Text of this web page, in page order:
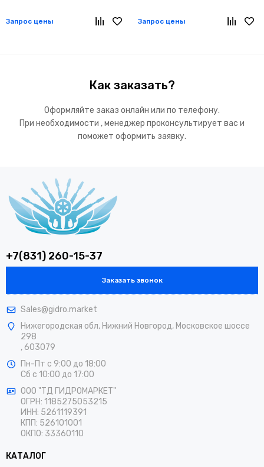
Запрос цены Запрос цены
Как заказать?
Оформляйте заказ онлайн или по телефону.
При необходимости , менеджер проконсультирует вас и
поможет оформить заявку.
+7(831) 260-15-37
Заказать звонок
Sales@gidro.market
Нижегородская обл, Нижний Новгород, Московское шоссе
298
, 603079
Пн-Пт с 9:00 до 18:00
Сб с 10:00 до 17:00
ООО "ТД ГИДРОМАРКЕТ"
ОГРН: 1185275053215
ИНН: 5261119391
КПП: 526101001
ОКПО: 33360110
КАТАЛОГ